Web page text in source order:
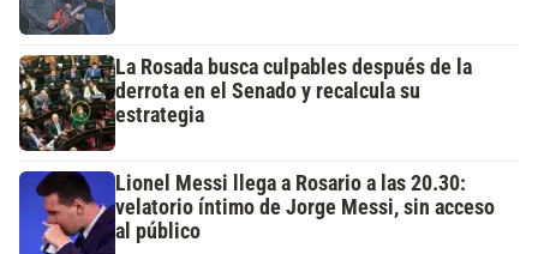
La Rosada busca culpables después de la
derrota en el Senado y recalcula su
estrategia
Lionel Messi llega a Rosario a las 20.30:
velatorio íntimo de Jorge Messi, sin acceso
al público